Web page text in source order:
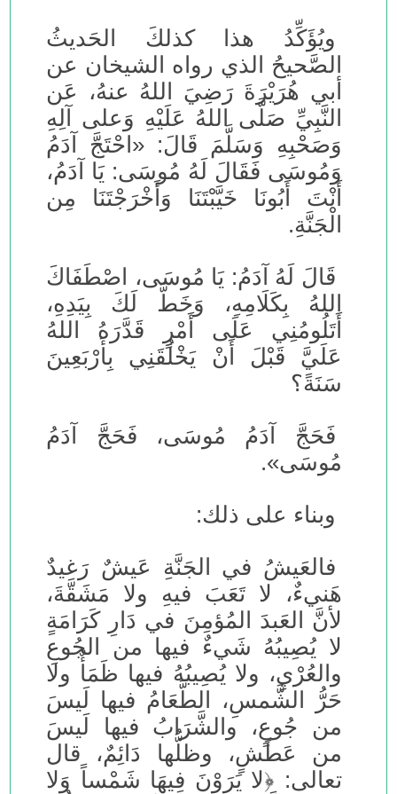
ويُؤَكِّدُ هذا كذلكَ الحَديثُ
الصَّحيحُ الذي رواه الشيخان عن
أبي هُرَيْرَةَ رَضِيَ اللهُ عنهُ، عَن
النَّبِيِّ صَلَّى اللهُ عَلَيْهِ وَعلى آلِهِ
وَصَحْبِهِ وَسَلَّمَ قَالَ: «احْتَجَّ آدَمُ
وَمُوسَى فَقَالَ لَهُ مُوسَى: يَا آدَمُ،
أَنْتَ أَبُونَا خَيَّبْتَنَا وَأَخْرَجْتَنَا مِن
الْجَنَّةِ.
قَالَ لَهُ آدَمُ: يَا مُوسَى، اصْطَفَاكَ
اللهُ بِكَلَامِهِ، وَخَطَّ لَكَ بِيَدِهِ،
أَتَلُومُنِي عَلَى أَمْرٍ قَدَّرَهُ اللهُ
عَلَيَّ قَبْلَ أَنْ يَخْلُقَنِي بِأَرْبَعِينَ
سَنَةً؟
فَحَجَّ آدَمُ مُوسَى، فَحَجَّ آدَمُ
مُوسَى».
وبناء على ذلك:
فالعَيشُ في الجَنَّةِ عَيشٌ رَغيدٌ
هَنيءٌ، لا تَعَبَ فيهِ ولا مَشَقَّةَ،
لأنَّ العَبدَ المُؤمِنَ في دَارِ كَرَامَةٍ
لا يُصِيبُهُ شَيءٌ فيها من الجُوعِ
والعُرْيِ، ولا يُصِيبُهُ فيها ظَمَأٌ ولا
حَرُّ الشَّمسِ، الطَّعَامُ فيها لَيسَ
من جُوعٍ، والشَّرَابُ فيها لَيسَ
من عَطَشٍ، وظلُّها دَائِمٌ، قال
تعالى: ﴿لا يَرَوْنَ فِيهَا شَمْساً وَلا